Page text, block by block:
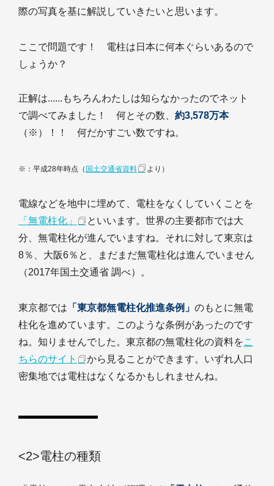
際の写真を基に解説していきたいと思います。
ここで問題です！ 電柱は日本に何本ぐらいあるので
しょうか？
正解は......もちろんわたしは知らなかったのでネット
で調べてみました！ 何とその数、 約3,578万本
（※）！！ 何だかすごい数ですね。
※：平成28年時点（ 国土交通省資料 より）
電線などを地中に埋めて、電柱をなくしていくことを
「無電柱化」
といいます。世界の主要都市では大
分、無電柱化が進んでいますね。それに対して東京は
8％、大阪6％と、まだまだ無電柱化は進んでいません
（2017年国土交通省 調べ）。
東京都では 「東京都無電柱化推進条例」 のもとに無電
柱化を進めています。このような条例があったのです
ね。知りませんでした。東京都の無電柱化の資料をこ
ちらのサイト
から見ることができます。いずれ人口
密集地では電柱はなくなるかもしれませんね。
<2>電柱の種類